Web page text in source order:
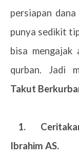
persiapan
punya sedikit
bisa mengajak
qurban. Jadi
Takut
Ibrahim AS.